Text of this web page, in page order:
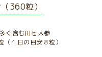
360粒）
く含む田七人参
（１日の目安８粒）